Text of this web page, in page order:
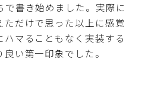
で書き始めました。実際に
だけで思った以上に感覚
マることもなく実装する
い第一印象でした。